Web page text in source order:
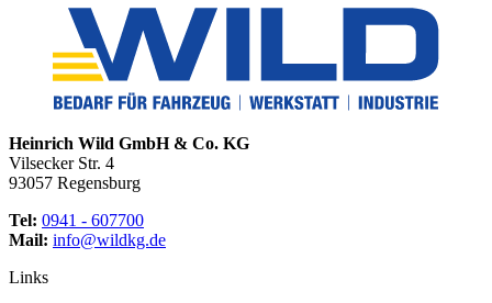
Heinrich Wild GmbH & Co. KG
Vilsecker Str. 4
93057 Regensburg
Tel: 0941 - 607700
Mail: info@wildkg.de
Links